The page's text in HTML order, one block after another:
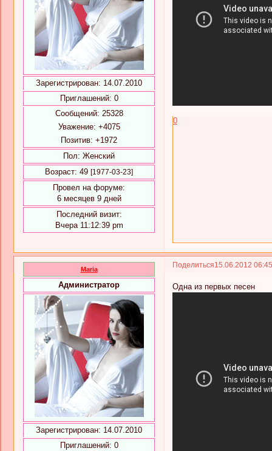
Зарегистрирован: 14.07.2010
Приглашений: 0
Сообщений: 25328
Уважение: +4075
Позитив: +1972
Пол: Женский
Возраст: 49 [1977-03-23]
Провел на форуме:
6 месяцев 9 дней
Последний визит:
Вчера 11:12:39 pm
0
Поделиться15.06.2012
Maria
Администратор
Зарегистрирован: 14.07.2010
Приглашений: 0
Одна из первых песен